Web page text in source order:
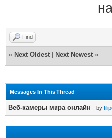
Find
« Next Oldest Next Newest »
Messages In This Thread
Веб-камеры мира онлайн - by